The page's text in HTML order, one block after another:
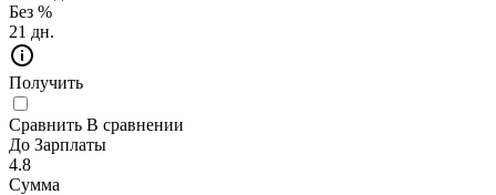
Без %
21 дн.
Получить
Сравнить В сравнении
До Зарплаты
4.8
Сумма